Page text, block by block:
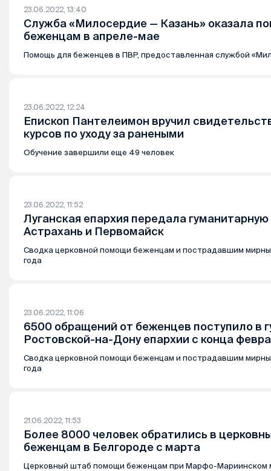
23.06.2022, 13:40
Служба «Милосердие — Казань» оказала
беженцам в апреле-мае
Помощь для беженцев в ПВР, предоставленная службой
23.06.2022, 12:24
Епископ Пантелеимон вручил
курсов по уходу за ранеными
Обучение завершили еще 49 человек
23.06.2022, 11:52
Луганская епархия передала
Астрахань и Первомайск
Сводка церковной помощи беженцам и пострадавшим
года
23.06.2022, 11:06
6500 обращений от беженцев поступило в
Ростовской-на-Дону епархии с конца
Сводка церковной помощи беженцам и пострадавшим
года
21.06.2022, 11:53
Более 8000 человек обратились в
беженцам в Белгороде с марта
Церковный штаб помощи беженцам при Марфо-Мариинском